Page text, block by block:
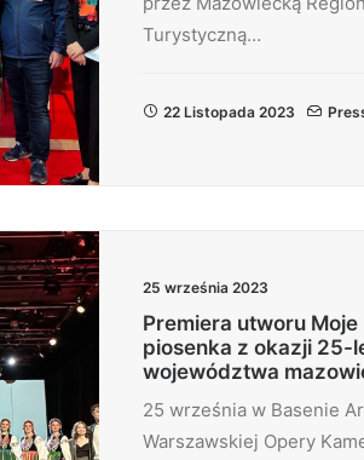
Turystyczną…
22 Listopada 2023
25 września 2023
Premiera utworu Moje
piosenka z okazji 25-
województwa
25 września w Basenie
Warszawskiej Opery